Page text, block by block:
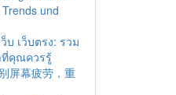
und
บ เว็บตรง: รวม
คุณควรรู้
屏幕疲劳，重